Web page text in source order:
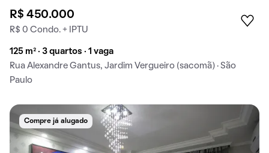
R$ 450.000
R$ 0 Condo. + IPTU
125 m² · 3 quartos · 1 vaga
Rua Alexandre Gantus, Jardim Vergueiro (sacomã) · São
Paulo
Compre já alugado